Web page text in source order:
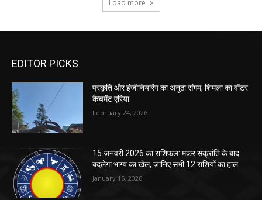
EDITOR PICKS
प्रकृति और इंजीनियरिंग का अनूठा संगम, शिमला का वॉटर
कैचमेंट एरिया
February 24, 2026
15 जनवरी 2026 का राशिफल: मकर संक्रांति के बाद
बदलेगा भाग्य का खेल, जानिए सभी 12 राशियों का हाल
January 15, 2026